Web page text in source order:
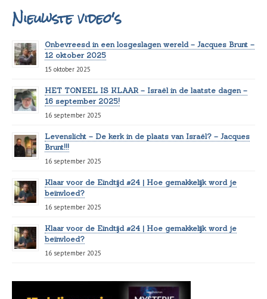
Nieuwste video's
Onbevreesd in een losgeslagen wereld – Jacques Brunt –
12 oktober 2025
15 oktober 2025
HET TONEEL IS KLAAR – Israël in de laatste dagen –
16 september 2025!
16 september 2025
Levenslicht – De kerk in de plaats van Israël? – Jacques
Brunt!!!
16 september 2025
Klaar voor de Eindtijd #24 | Hoe gemakkelijk word je
beïnvloed?
16 september 2025
Klaar voor de Eindtijd #24 | Hoe gemakkelijk word je
beïnvloed?
16 september 2025